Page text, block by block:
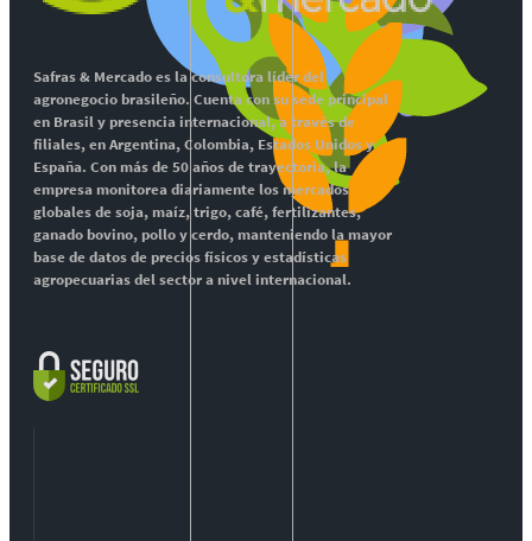
Safras & Mercado es la consultora líder del
agronegocio brasileño. Cuenta con su sede principal
en Brasil y presencia internacional, a través de
filiales, en Argentina, Colombia, Estados Unidos y
España. Con más de 50 años de trayectoria, la
empresa monitorea diariamente los mercados
globales de soja, maíz, trigo, café, fertilizantes,
ganado bovino, pollo y cerdo, manteniendo la mayor
base de datos de precios físicos y estadísticas
agropecuarias del sector a nivel internacional.